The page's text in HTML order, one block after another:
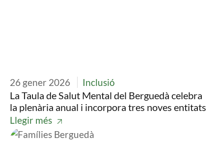
26 gener 2026 Inclusió
La Taula de Salut Mental del Berguedà celebra
la plenària anual i incorpora tres noves entitats
Llegir més
Imatge